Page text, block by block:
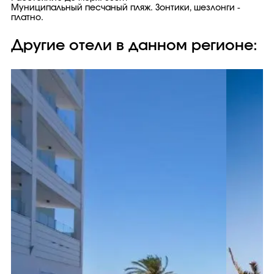
Муниципальный песчаный пляж. Зонтики, шезлонги -
платно.
Другие отели в данном регионе: